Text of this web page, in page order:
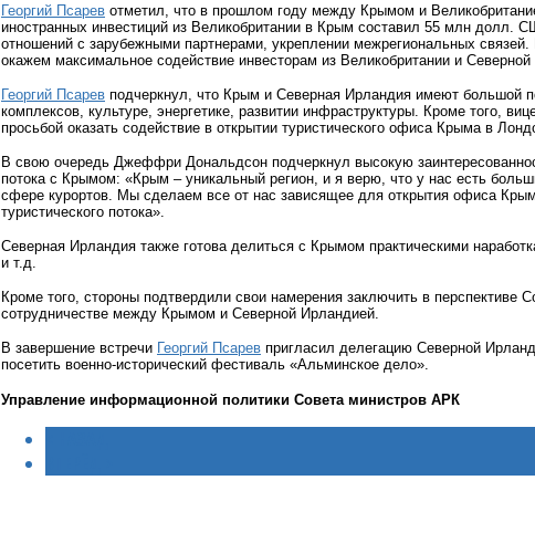
Георгий Псарев отметил, что в прошлом году между Крымом и
иностранных инвестиций из Великобритании в Крым составил 55 млн долл.
отношений с зарубежными партнерами, укреплении межрегиональных
окажем максимальное содействие инвесторам из Великобритании и
Георгий Псарев подчеркнул, что Крым и Северная Ирландия имеют большой
комплексов, культуре, энергетике, развитии инфраструктуры. Кроме того,
просьбой оказать содействие в открытии туристического офиса Крыма в
В свою очередь Джеффри Дональдсон подчеркнул высокую
потока с Крымом: «Крым – уникальный регион, и я верю, что у нас есть
сфере курортов. Мы сделаем все от нас зависящее для открытия офиса
туристического потока».
Северная Ирландия также готова делиться с Крымом практическими
и т.д.
Кроме того, стороны подтвердили свои намерения заключить в перспективе
сотрудничестве между Крымом и Северной Ирландией.
В завершение встречи Георгий Псарев пригласил делегацию Северной
посетить военно-исторический фестиваль «Альминское дело».
Управление информационной политики Совета министров АРК